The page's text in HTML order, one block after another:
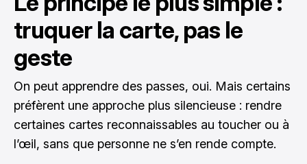
truquer la carte, pas le
geste
On peut apprendre des passes, oui. Mais certains
préfèrent une approche plus silencieuse : rendre
certaines cartes reconnaissables au toucher ou à
l’œil, sans que personne ne s’en rende compte.